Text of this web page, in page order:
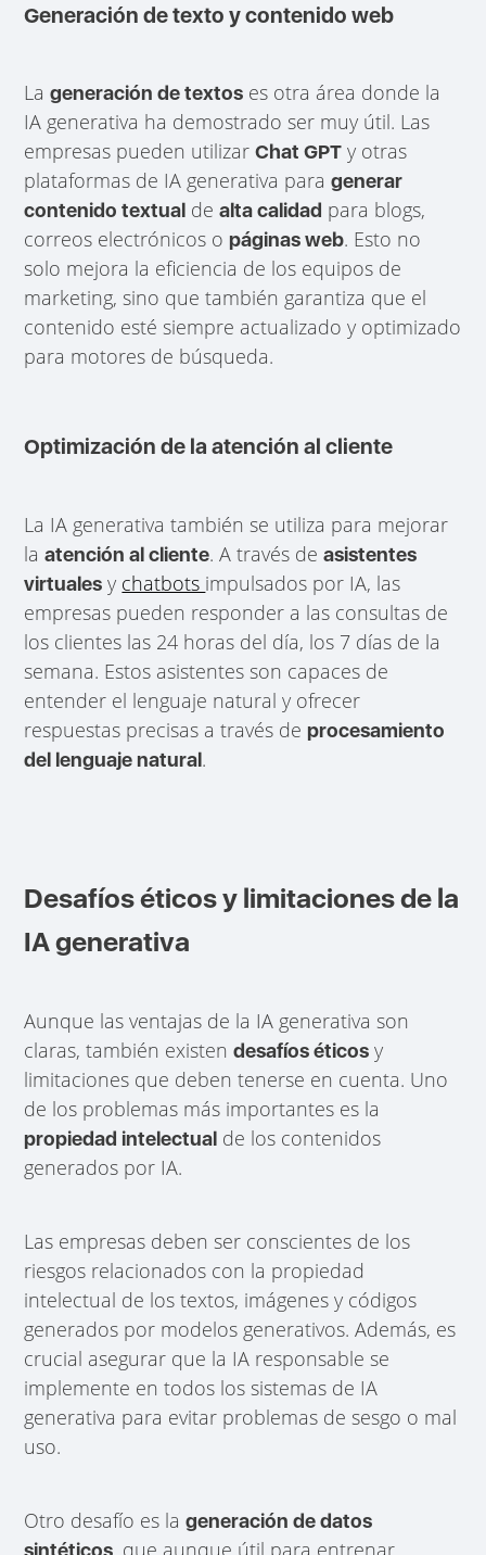
Generación de texto y contenido web
Lageneración de textos es otra área donde la
IA generativa ha demostrado ser muy útil. Las
empresas pueden utilizarChat GPT y otras
plataformas de IA generativa paragenerar
contenido textual dealta calidad para blogs,
correos electrónicos opáginas web. Esto no
solo mejora la eficiencia de los equipos de
marketing, sino que también garantiza que el
contenido esté siempre actualizado y optimizado
para motores de búsqueda.
Optimización de la atención al cliente
La IA generativa también se utiliza para mejorar
laatención al cliente. A través deasistentes
virtuales y chatbots impulsados por IA, las
empresas pueden responder a las consultas de
los clientes las 24 horas del día, los 7 días de la
semana. Estos asistentes son capaces de
entender el lenguaje natural y ofrecer
respuestas precisas a través deprocesamiento
del lenguaje natural.
Desafíos éticos y limitaciones de la
IA generativa
Aunque las ventajas de la IA generativa son
claras, también existendesafíos éticos y
limitaciones que deben tenerse en cuenta. Uno
de los problemas más importantes es la
propiedad intelectual de los contenidos
generados por IA.
Las empresas deben ser conscientes de los
riesgos relacionados con la propiedad
intelectual de los textos, imágenes y códigos
generados por modelos generativos. Además, es
crucial asegurar que la IA responsable se
implemente en todos los sistemas de IA
generativa para evitar problemas de sesgo o mal
uso.
Otro desafío es lageneración de datos
sintéticos , que aunque útil para entrenar